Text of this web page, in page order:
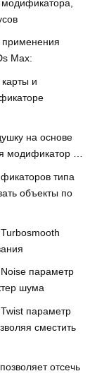
применения
Max:
и
на основе
модификатор …
типа
объекты по
параметр
шума
параметр
сместить
отсечь